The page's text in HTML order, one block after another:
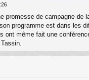
promesse de campagne de
programme est dans les
ont même fait une